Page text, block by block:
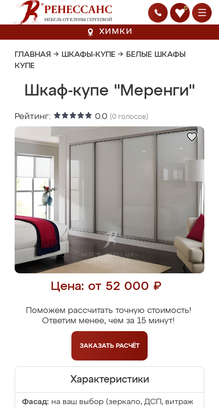
0
ХИМКИ
ГЛАВНАЯ → ШКАФЫ-КУПЕ → БЕЛЫЕ ШКАФЫ
КУПЕ
Шкаф-купе "Меренги"
Рейтинг: 0.0 (0 голосов)
Цена: от 52 000 ₽
Поможем рассчитать точную стоимость!
Ответим менее, чем за 15 минут!
ЗАКАЗАТЬ РАСЧЁТ
Характеристики
Фасад: на ваш выбор (зеркало, ДСП, витраж